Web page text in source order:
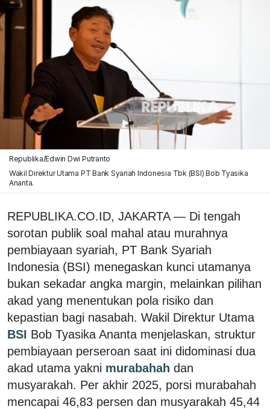
Republika/Edwin Dwi Putranto
Wakil Direktur Utama PT Bank Syariah Indonesia Tbk (BSI) Bob Tyasika
Ananta.
REPUBLIKA.CO.ID, JAKARTA — Di tengah
sorotan publik soal mahal atau murahnya
pembiayaan syariah, PT Bank Syariah
Indonesia (BSI) menegaskan kunci utamanya
bukan sekadar angka margin, melainkan pilihan
akad yang menentukan pola risiko dan
kepastian bagi nasabah. Wakil Direktur Utama
BSI Bob Tyasika Ananta menjelaskan, struktur
pembiayaan perseroan saat ini didominasi dua
akad utama yakni murabahah dan
musyarakah. Per akhir 2025, porsi murabahah
mencapai 46,83 persen dan musyarakah 45,44